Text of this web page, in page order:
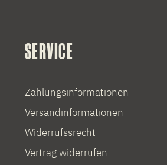
SERVICE
Zahlungsinformationen
Versandinformationen
Widerrufssrecht
Vertrag widerrufen